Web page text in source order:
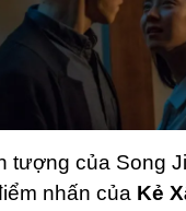
tượng của Song
nhấn của Kẻ